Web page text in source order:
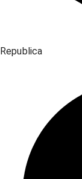
Republica